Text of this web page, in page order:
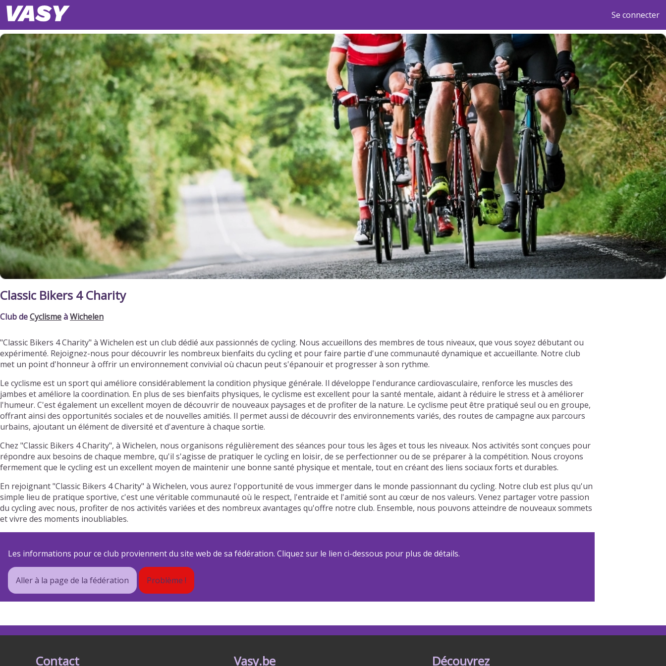
Se connecter
Classic Bikers 4 Charity
Club deCyclismeàWichelen
"Classic Bikers 4 Charity" à Wichelen est un club dédié aux passionnés de cycling. Nous accueillons des membres de tous niveaux, que vous soyez débutant ou
expérimenté. Rejoignez-nous pour découvrir les nombreux bienfaits du cycling et pour faire partie d'une communauté dynamique et accueillante. Notre club
met un point d'honneur à offrir un environnement convivial où chacun peut s'épanouir et progresser à son rythme.
Le cyclisme est un sport qui améliore considérablement la condition physique générale. Il développe l'endurance cardiovasculaire, renforce les muscles des
jambes et améliore la coordination. En plus de ses bienfaits physiques, le cyclisme est excellent pour la santé mentale, aidant à réduire le stress et à améliorer
l'humeur. C'est également un excellent moyen de découvrir de nouveaux paysages et de profiter de la nature. Le cyclisme peut être pratiqué seul ou en groupe,
offrant ainsi des opportunités sociales et de nouvelles amitiés. Il permet aussi de découvrir des environnements variés, des routes de campagne aux parcours
urbains, ajoutant un élément de diversité et d'aventure à chaque sortie.
Chez "Classic Bikers 4 Charity", à Wichelen, nous organisons régulièrement des séances pour tous les âges et tous les niveaux. Nos activités sont conçues pour
répondre aux besoins de chaque membre, qu'il s'agisse de pratiquer le cycling en loisir, de se perfectionner ou de se préparer à la compétition. Nous croyons
fermement que le cycling est un excellent moyen de maintenir une bonne santé physique et mentale, tout en créant des liens sociaux forts et durables.
En rejoignant "Classic Bikers 4 Charity" à Wichelen, vous aurez l'opportunité de vous immerger dans le monde passionnant du cycling. Notre club est plus qu'un
simple lieu de pratique sportive, c'est une véritable communauté où le respect, l'entraide et l'amitié sont au cœur de nos valeurs. Venez partager votre passion
du cycling avec nous, profiter de nos activités variées et des nombreux avantages qu'offre notre club. Ensemble, nous pouvons atteindre de nouveaux sommets
et vivre des moments inoubliables.
Les informations pour ce club proviennent du site web de sa fédération. Cliquez sur le lien ci-dessous pour plus de détails.
Aller à la page de la fédération Problème !
Contact Vasy.be Découvrez